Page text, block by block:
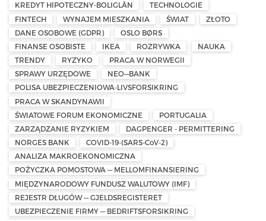
KREDYT HIPOTECZNY-BOLIGLÅN
TECHNOLOGIE
FINTECH
WYNAJEM MIESZKANIA ŚWIAT
ZŁOTO
DANE OSOBOWE (GDPR)
OSLO BØRS
FINANSE OSOBISTE
IKEA ROZRYWKA
NAUKA
TRENDY
RYZYKO
PRACA W NORWEGII
SPRAWY URZĘDOWE
NEO—BANK
POLISA UBEZPIECZENIOWA-LIVSFORSIKRING
PRACA W SKANDYNAWII
ŚWIATOWE FORUM EKONOMICZNE
PORTUGALIA
ZARZĄDZANIE RYZYKIEM
DAGPENGER - PERMITTERING
NORGES BANK
COVID-19-(SARS-CoV-2)
ANALIZA MAKROEKONOMICZNA
POŻYCZKA POMOSTOWA — MELLOMFINANSIERING
MIĘDZYNARODOWY FUNDUSZ WALUTOWY (IMF)
REJESTR DŁUGÓW — GJELDSREGISTERET
UBEZPIECZENIE FIRMY — BEDRIFTSFORSIKRING